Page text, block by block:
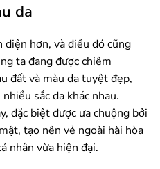
da
hơn, và điều đó cũng
ta đang được chiêm
đất và màu da tuyệt đẹp,
sắc da khác nhau.
đặc biệt được ưa chuộng bởi
tạo nên vẻ ngoài hài hòa
nhân vừa hiện đại.